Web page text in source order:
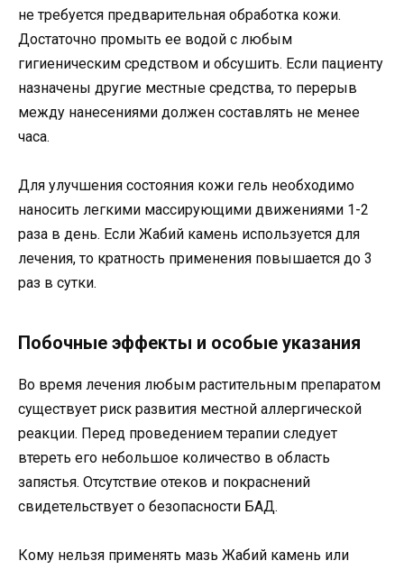
не требуется предварительная обработка кожи.
Достаточно промыть ее водой с любым
гигиеническим средством и обсушить. Если пациенту
назначены другие местные средства, то перерыв
между нанесениями должен составлять не менее
часа.
Для улучшения состояния кожи гель необходимо
наносить легкими массирующими движениями 1-2
раза в день. Если Жабий камень используется для
лечения, то кратность применения повышается до 3
раз в сутки.
Побочные эффекты и особые указания
Во время лечения любым растительным препаратом
существует риск развития местной аллергической
реакции. Перед проведением терапии следует
втереть его небольшое количество в область
запястья. Отсутствие отеков и покраснений
свидетельствует о безопасности БАД.
Кому нельзя применять мазь Жабий камень или